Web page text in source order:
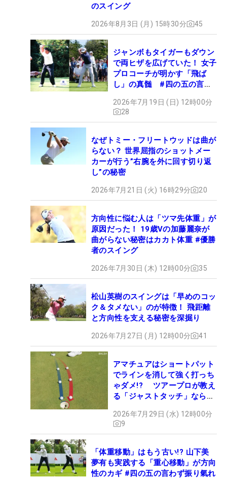
のスイング
2026年8月3日 (月) 15時30分 45
ジャンボもタイガーもダウン
で両ヒザを広げていた！ 女子
プロコーチが明かす「飛ば
し」の真髄 #四の五の言わ
2026年7月19日 (日) 12時00分
28
なぜトミー・フリートウッドは曲が
らない？ 世界屈指のショットメー
カーが行う”右腕を外に回す切り返
し”の秘密
2026年7月21日 (火) 16時29分 20
方向性に悩む人は「ツマ先体重」が
原因だった！ 19歳Vの加藤麗奈が
曲がらない秘密はカカト体重 #優勝
者のスイング
2026年7月30日 (木) 12時00分 35
松山英樹のスイングは「早めのコッ
ク＆タメない」のが特徴！ 飛距離
と方向性を支える秘密を深掘り
2026年7月27日 (月) 12時00分 41
アマチュアはショートパット
でラインを消して強く打っち
ゃダメ!? ツアープロが教え
る「ジャストタッチ」なら3
2026年7月29日 (水) 12時00分
9
「体重移動」はもう古い!? 山下美
夢有も実践する「重心移動」が方向
性のカギ #四の五の言わず振り氣れ